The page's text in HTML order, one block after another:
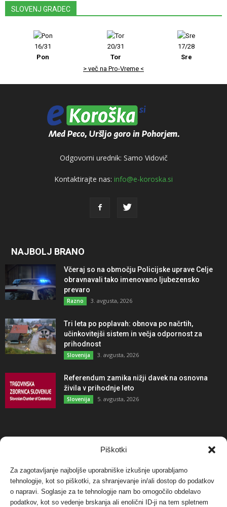
Piškotki
Za zagotavljanje najboljše uporabniške izkušnje uporabljamo
tehnologije, kot so piškotki, za shranjevanje in/ali dostop do podatkov
o napravi. Soglasje za te tehnologije nam bo omogočilo obdelavo
podatkov, kot so vedenje brskanja ali enolični ID-ji na tem spletnem
SLOVENJ GRADEC
16/31
Pon
20/31
Tor
17/28
Sre
> več na Pro-Vreme <
Odgovorni urednik: Samo Vidovič
Kontaktirajte nas: info@e-koroska.si
NAJBOLJ BRANO
Včeraj so na območju Policijske uprave Celje
obravnavali tako imenovano ljubezensko
prevaro
Razno 3. avgusta, 2026
Tri leta po poplavah: obnova po načrtih,
učinkovitejši sistem in večja odpornost za
prihodnost
Slovenija 3. avgusta, 2026
Referendum zamika nižji davek na osnovna
živila v prihodnje leto
Slovenija 5. avgusta, 2026
NAJBOLJ KOMENTIRANO
Protest proti vetrnim elektrarnam na Ojstrici, v
svetu pa vedno bolj...
Dogodki 12. maja, 2017